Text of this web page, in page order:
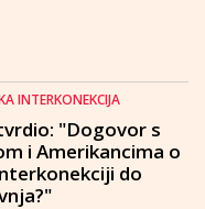
INTERKONEKCIJA
"Dogovor s
i Amerikancima o
do